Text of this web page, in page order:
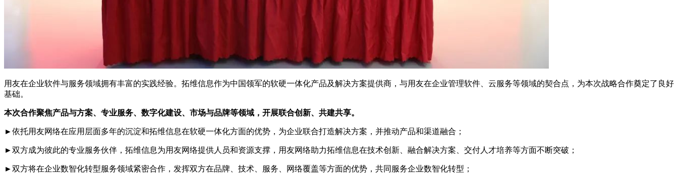
用友在企业软件与服务领域拥有丰富的实践经验。拓维信息作为中国领军的软硬一体化产品及解决方案提供商，与用友在企业管理软件、云服务等领域的契合点，为本次战略合作奠定了良好
基础。
本次合作聚焦产品与方案、专业服务、数字化建设、市场与品牌等领域，开展联合创新、共建共享。
►依托用友网络在应用层面多年的沉淀和拓维信息在软硬一体化方面的优势，为企业联合打造解决方案，并推动产品和渠道融合；
►双方成为彼此的专业服务伙伴，拓维信息为用友网络提供人员和资源支撑，用友网络助力拓维信息在技术创新、融合解决方案、交付人才培养等方面不断突破；
►双方将在企业数智化转型服务领域紧密合作，发挥双方在品牌、技术、服务、网络覆盖等方面的优势，共同服务企业数智化转型；